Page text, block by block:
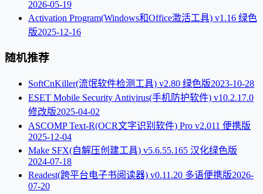
2026-05-19
Activation Program(Windows和Office激活工具) v1.16 绿色
版2025-12-16
随机推荐
SoftCnKiller(流氓软件检测工具) v2.80 绿色版2023-10-28
ESET Mobile Security Antivirus(手机防护软件) v10.2.17.0
修改版2025-04-02
ASCOMP Text-R(OCR文字识别软件) Pro v2.011 便携版
2025-12-04
Make SFX(自解压创建工具) v5.6.55.165 汉化绿色版
2024-07-18
Readest(跨平台电子书阅读器) v0.11.20 多语便携版2026-
07-20